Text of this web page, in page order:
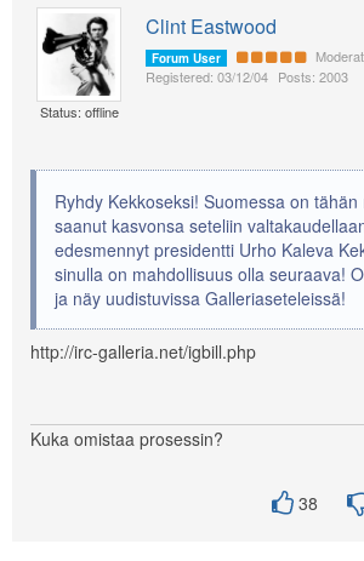
Status: offline
Clint Eastwood
Forum User
Registered: 03/12/04 Posts: 2003
Ryhdy Kekkoseksi! Suomessa on
saanut kasvonsa seteliin
edesmennyt presidentti Urho Kaleva
sinulla on mahdollisuus olla seuraava!
ja näy uudistuvissa Galleriaseteleissä!
http://irc-galleria.net/igbill.php
Kuka omistaa prosessin?
38